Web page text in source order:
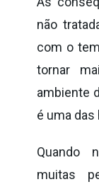
não
com o
tornar
ambiente
é uma das
Quando
muitas